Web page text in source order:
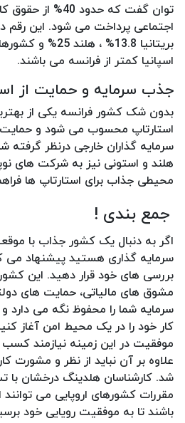
توان گفت که حدود
بریتانیا 13.8% ،
اسپانیا کمتر از فرانسه می باشند.
جذب سرمایه و حمایت از
بدون شک کشور فرانسه یکی از
استارتاپ محسوب می شود و
سرمایه گذاران خارجی درنظر گرفته
هلند و استونی نیز به شرکت های
محیطی جذاب برای استارتاپ ها
جمع بندی !
اگر به دنبال یک کشور جذاب با
سرمایه گذاری هستید پیشنهاد می
بررسی های خود قرار دهید. این
مشوق های مالیاتی، حمایت های
سرمایه شما را محفوظ نگه می
کار خود را در یک محیط امن آغاز
موفقیت در این زمینه نیازمند
علاوه بر آن نباید از نظر و مشورت
شد. کارشناسان هلدینگ درخشان با
مقررات کشورهای اروپایی می
باشند تا به موفقیت رویایی خود